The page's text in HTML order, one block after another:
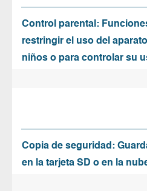
Control parental:
restringir el uso del
niños o para controlar su
Copia de seguridad:
en la tarjeta SD o en la